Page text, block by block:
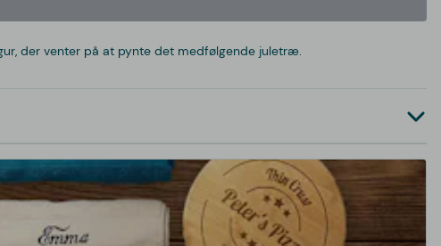
der venter på at pynte det medfølgende juletræ.